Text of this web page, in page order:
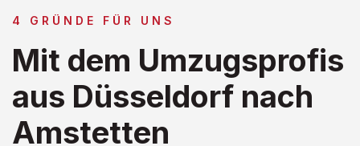
4 GRÜNDE FÜR UNS
Mit dem Umzugsprofis
aus Düsseldorf nach
Amstetten